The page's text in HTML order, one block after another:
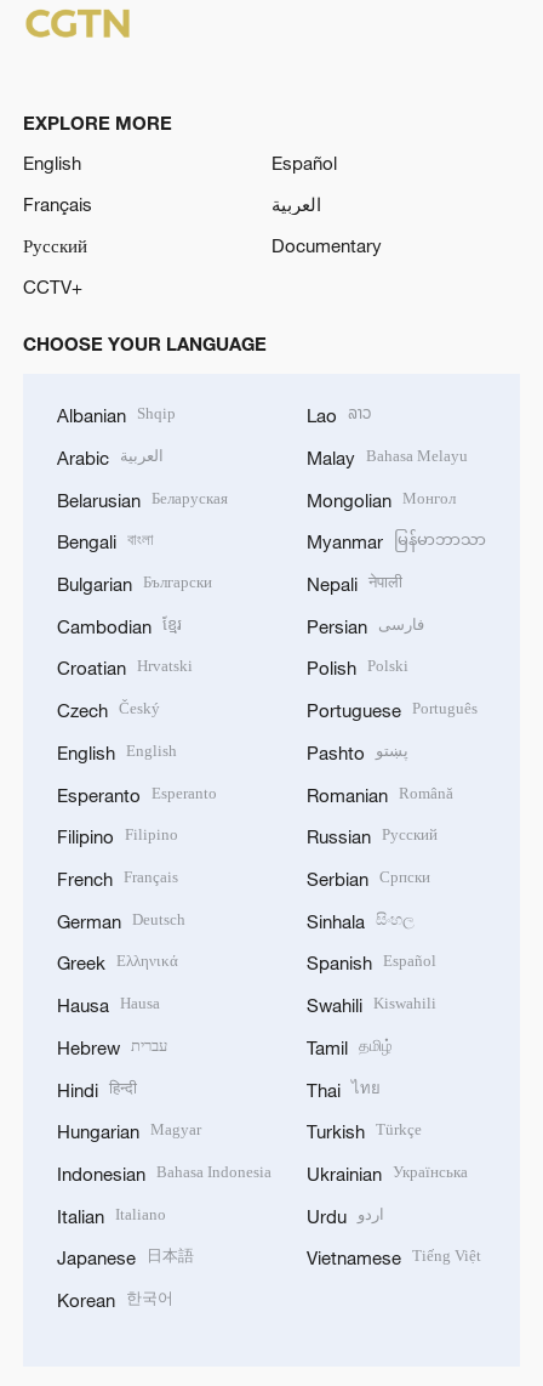
EXPLORE MORE
English
Español
Français
العربية
Русский
Documentary
CCTV+
CHOOSE YOUR LANGUAGE
Albanian Shqip
Arabic العربية
Belarusian Беларуская
Bengali বাংলা
Bulgarian Български
Cambodian ខ្មែរ
Croatian Hrvatski
Czech Český
English English
Esperanto Esperanto
Filipino Filipino
French Français
German Deutsch
Greek Ελληνικά
Hausa Hausa
Hebrew עברית
Hindi हिन्दी
Hungarian Magyar
Indonesian Bahasa Indonesia
Italian Italiano
Japanese 日本語
Korean 한국어
Lao ລາວ
Malay Bahasa Melayu
Mongolian Монгол
Myanmar မြန်မာဘာသာ
Nepali नेपाली
Persian فارسی
Polish Polski
Portuguese Português
Pashto پښتو
Romanian Română
Russian Русский
Serbian Српски
Sinhala සිංහල
Spanish Español
Swahili Kiswahili
Tamil தமிழ்
Thai ไทย
Turkish Türkçe
Ukrainian Українська
Urdu اردو
Vietnamese Tiếng Việt